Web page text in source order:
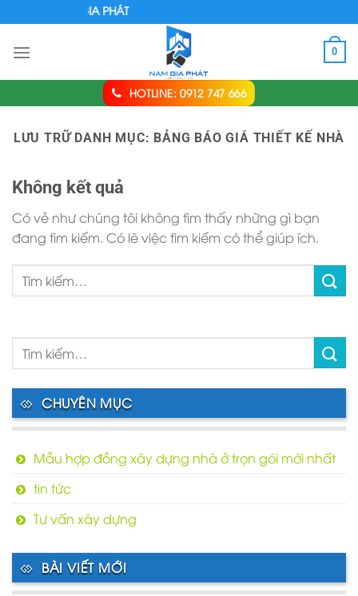
đến
nội
DỰNG NAM GIA PHÁT
0
HOTLINE: 0912 747 666
LƯU TRỮ DANH MỤC: BẢNG BÁO GIÁ THIẾT KẾ NHÀ
Không kết quả
Có vẻ như chúng tôi không tìm thấy những gì bạn
đang tìm kiếm. Có lẽ việc tìm kiếm có thể giúp ích.
CHUYÊN MỤC
Mẫu hợp đồng xây dựng nhà ở trọn gói mới nhất
tin tức
Tư vấn xây dựng
BÀI VIẾT MỚI